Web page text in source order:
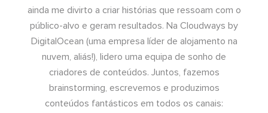
ainda me divirto a criar histórias que ressoam com o
público-alvo e geram resultados. Na Cloudways by
DigitalOcean (uma empresa líder de alojamento na
nuvem, aliás!), lidero uma equipa de sonho de
criadores de conteúdos. Juntos, fazemos
brainstorming, escrevemos e produzimos
conteúdos fantásticos em todos os canais: